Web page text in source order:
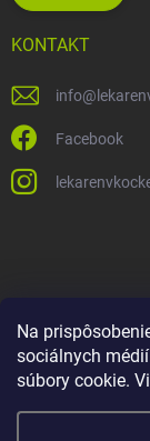
Na
sociálnych
súbory cookie.
KONTAKT
info@
Facebook